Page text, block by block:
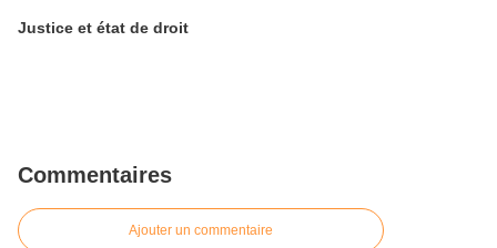
Justice et état de droit
Commentaires
Ajouter un commentaire